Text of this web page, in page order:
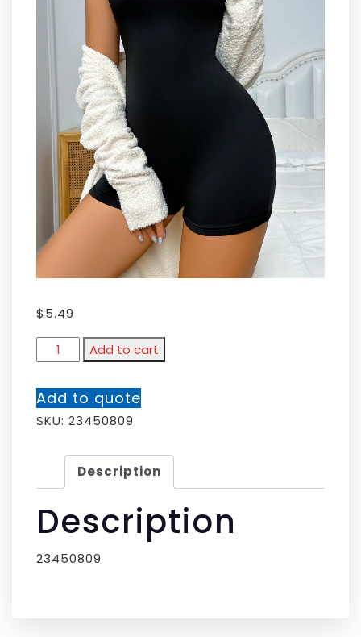
$5.49
Add to cart
Add to quote
SKU: 23450809
Description
Description
23450809